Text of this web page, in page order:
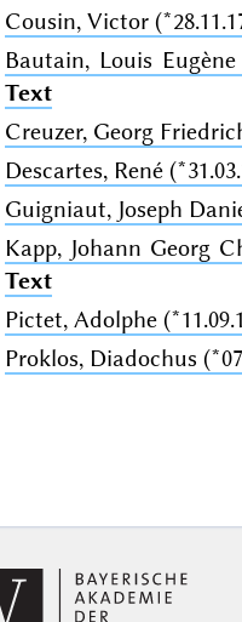
Cousin, Victor
Bautain, Louis Eugène
Text
Creuzer, Georg
Descartes, René
Guigniaut, Joseph
Kapp, Johann Georg
Text
Pictet, Adolphe
Proklos, Diadochus